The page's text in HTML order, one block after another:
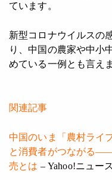
ています。
新型コロナウイルスの
り、中国の農家や中小
めている一例とも言え
関連記事
中国のいま「農村ライ
と消費者がつながる
売とは – Yahoo!ニュー